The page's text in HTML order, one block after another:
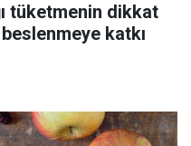
tüketmenin dikkat
katkı